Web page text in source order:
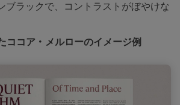
ブラックで、コントラストがぼやけな
ココア・メルローのイメージ例